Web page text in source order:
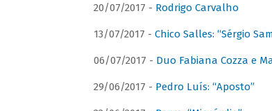
20/07/2017 - Rodrigo Carvalho
13/07/2017 - Chico Salles: “Sérgio
06/07/2017 - Duo Fabiana Cozza e
29/06/2017 - Pedro Luís: “Aposto”